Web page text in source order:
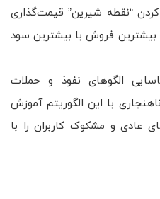
کردن “نقطه شیرین” قیمت‌گذاری
بیشترین فروش با بیشترین سود
الگوهای نفوذ و حملات
با این الگوریتم آموزش
عادی و مشکوک کاربران را با